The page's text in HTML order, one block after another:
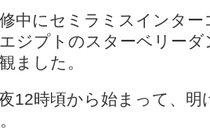
中にセミラミスインタ
ジプトのスターベリー
ました。
12時頃から始まって、明